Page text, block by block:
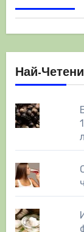
Най-